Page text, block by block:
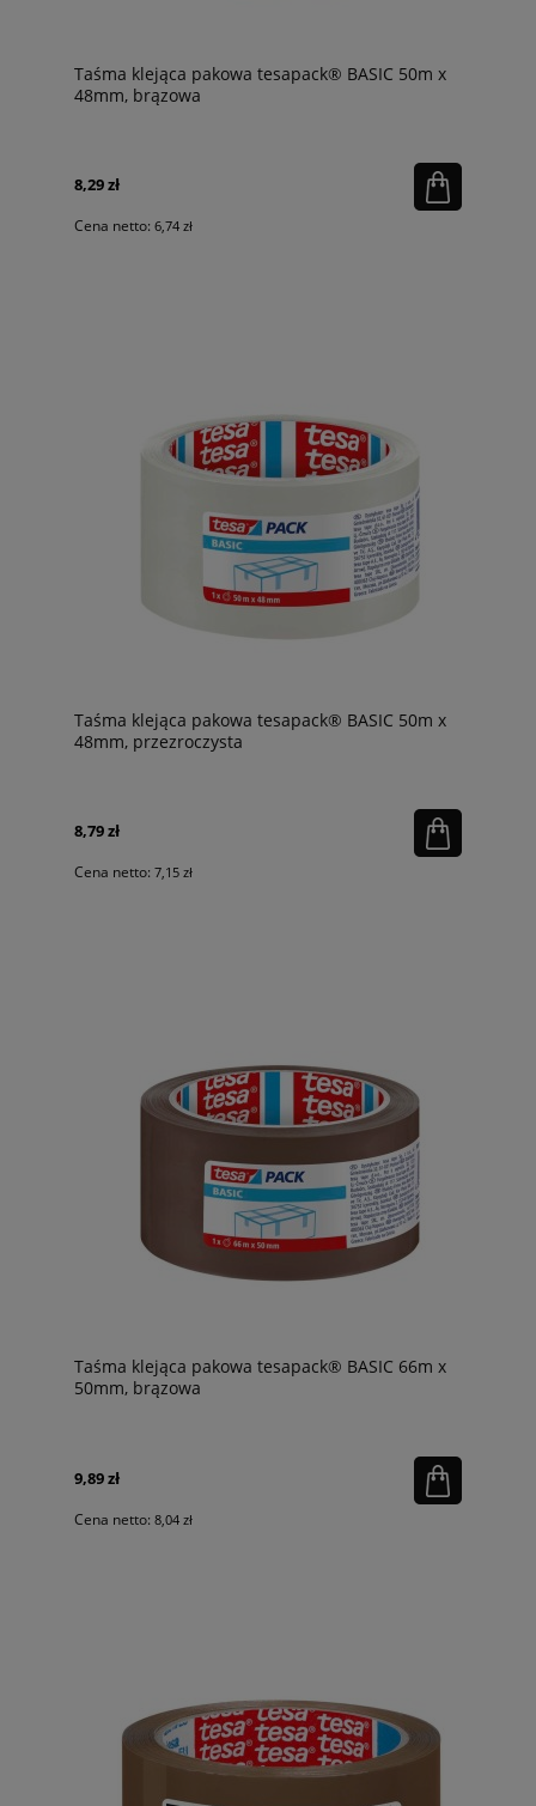
Taśma klejąca pakowa tesapack® BASIC 50m x
48mm, brązowa
8,29 zł
Cena netto: 6,74 zł
Taśma klejąca pakowa tesapack® BASIC 50m x
48mm, przezroczysta
8,79 zł
Cena netto: 7,15 zł
Taśma klejąca pakowa tesapack® BASIC 66m x
50mm, brązowa
9,89 zł
Cena netto: 8,04 zł